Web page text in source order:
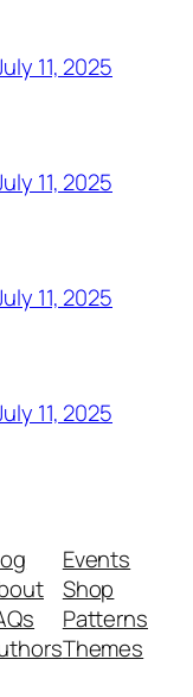
11, 2025
11, 2025
11, 2025
11, 2025
Events
Shop
Patterns
Themes